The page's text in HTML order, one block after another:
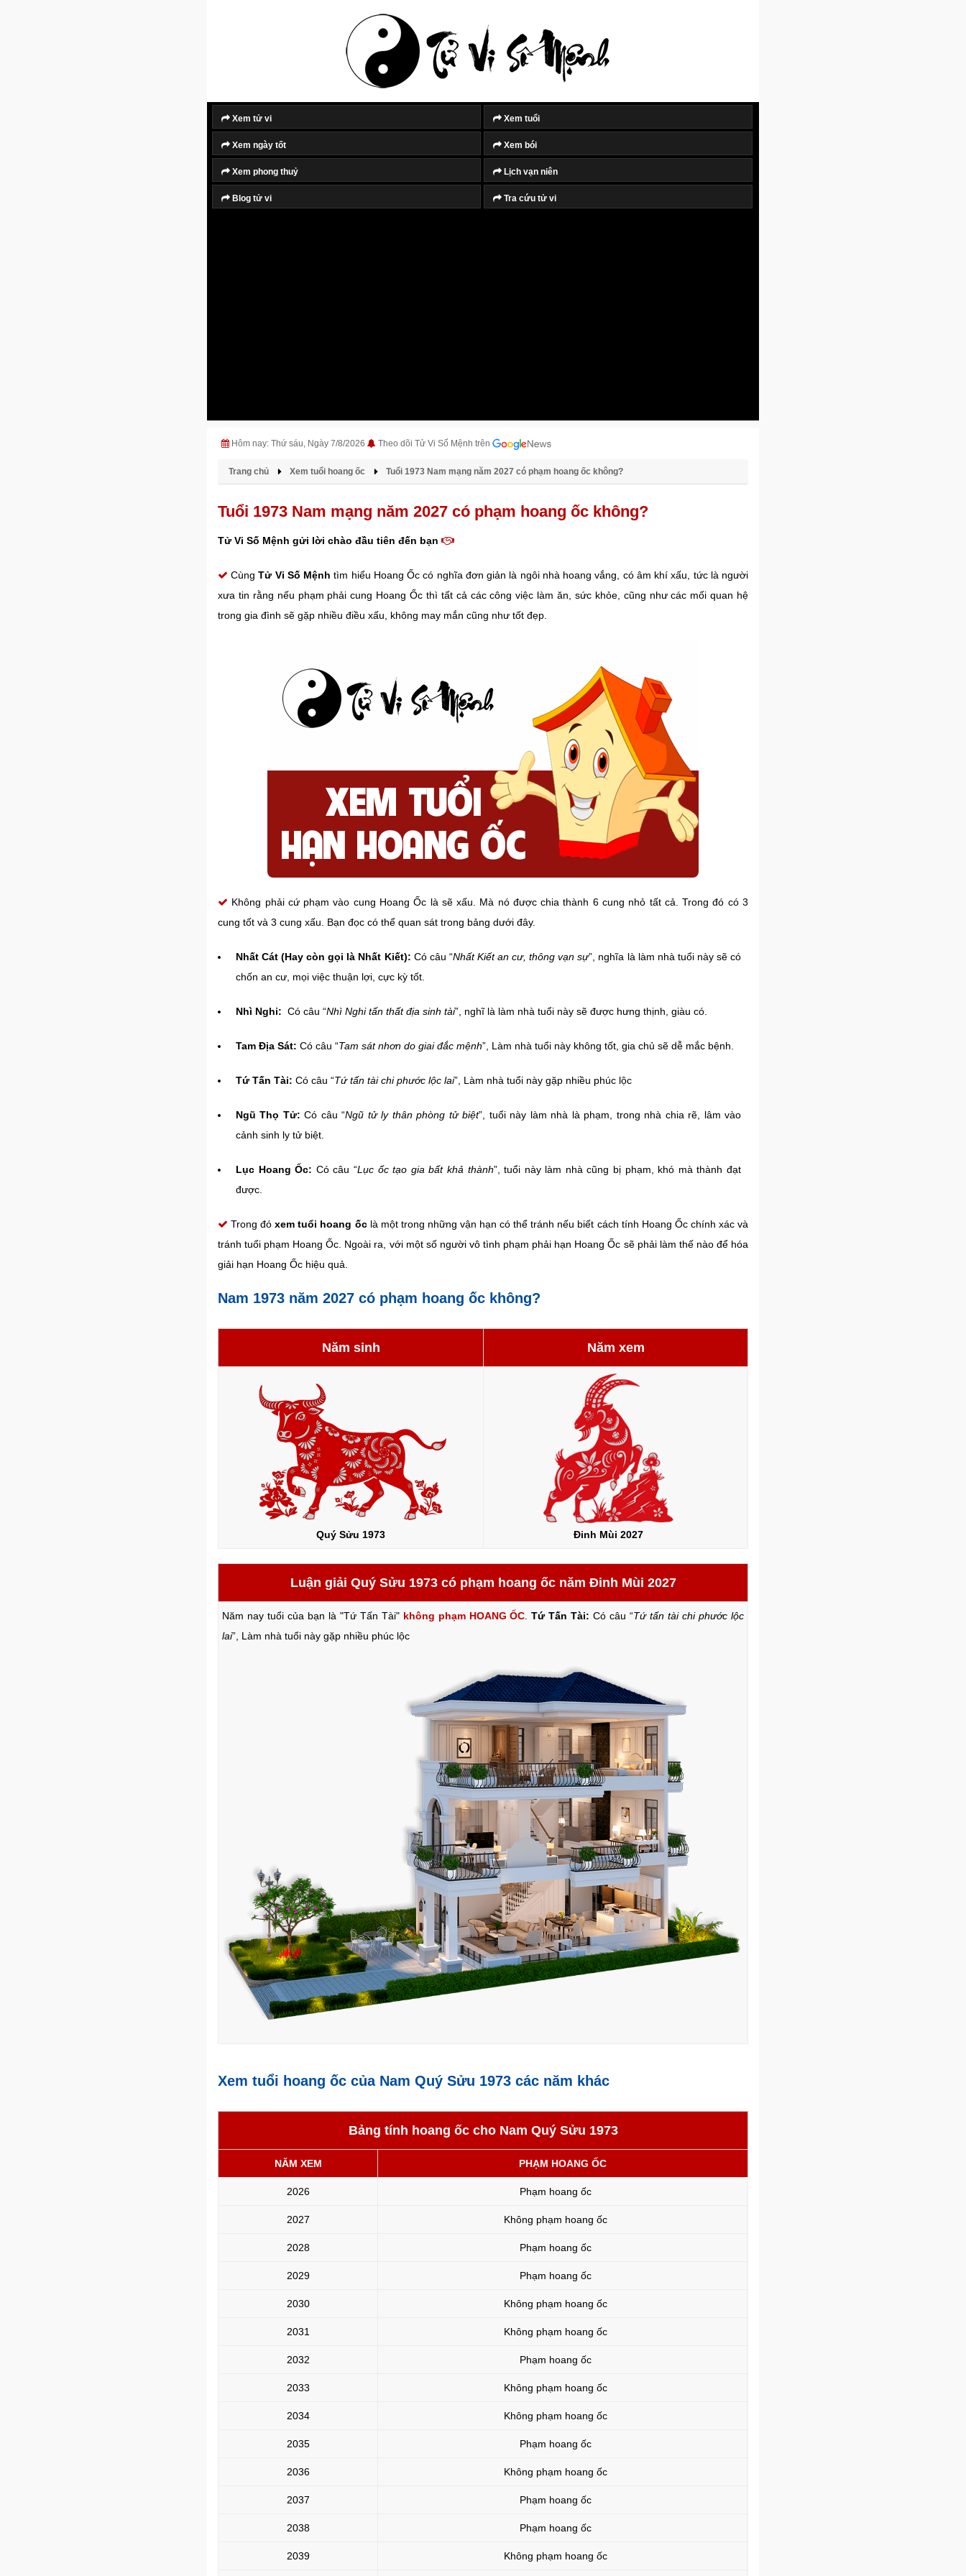
Xem tử vi Xem tuổi
Xem ngày tốt Xem bói
Xem phong thuỷ Lịch vạn niên
Blog tử vi Tra cứu tử vi
Hôm nay: Thứ sáu, Ngày 7/8/2026 Theo dõi Tử Vi Số Mệnh trên
Trang chủ Xem tuổi hoang ốc Tuổi 1973 Nam mạng năm 2027 có phạm hoang ốc không?
Tuổi 1973 Nam mạng năm 2027 có phạm hoang ốc không?
Tử Vi Số Mệnh gửi lời chào đầu tiên đến bạn
CùngTử Vi Số Mệnh tìm hiểu Hoang Ốc có nghĩa đơn giản là ngôi nhà hoang vắng, có âm khí xấu, tức là người
xưa tin rằng nếu phạm phải cung Hoang Ốc thì tất cả các công việc làm ăn, sức khỏe, cũng như các mối quan hệ
trong gia đình sẽ gặp nhiều điều xấu, không may mắn cũng như tốt đẹp.
Không phải cứ phạm vào cung Hoang Ốc là sẽ xấu. Mà nó được chia thành 6 cung nhỏ tất cả. Trong đó có 3
cung tốt và 3 cung xấu. Bạn đọc có thể quan sát trong bảng dưới đây.
Nhất Cát (Hay còn gọi là Nhất Kiết): Có câu “Nhất Kiết an cư, thông vạn sự”, nghĩa là làm nhà tuổi này sẽ có
chốn an cư, mọi việc thuận lợi, cực kỳ tốt.
Nhì Nghi: Có câu “Nhì Nghi tấn thất địa sinh tài”, nghĩ là làm nhà tuổi này sẽ được hưng thịnh, giàu có.
Tam Địa Sát: Có câu “Tam sát nhơn do giai đắc mệnh”, Làm nhà tuổi này không tốt, gia chủ sẽ dễ mắc bệnh.
Tứ Tấn Tài: Có câu “Tứ tấn tài chi phước lộc lai”, Làm nhà tuổi này gặp nhiều phúc lộc
Ngũ Thọ Tử: Có câu “Ngũ tử ly thân phòng tử biệt”, tuổi này làm nhà là phạm, trong nhà chia rẽ, lâm vào
cảnh sinh ly tử biệt.
Lục Hoang Ốc: Có câu “Lục ốc tạo gia bất khả thành”, tuổi này làm nhà cũng bị phạm, khó mà thành đạt
được.
Trong đóxem tuổi hoang ốclà một trong những vận hạn có thể tránh nếu biết cách tính Hoang Ốc chính xác và
tránh tuổi phạm Hoang Ốc. Ngoài ra, với một số người vô tình phạm phải hạn Hoang Ốc sẽ phải làm thế nào để hóa
giải hạn Hoang Ốc hiệu quả.
Nam 1973 năm 2027 có phạm hoang ốc không?
Năm sinh Năm xem
Quý Sửu 1973 Đinh Mùi 2027
Luận giải Quý Sửu 1973 có phạm hoang ốc năm Đinh Mùi 2027
Năm nay tuổi của bạn là "Tứ Tấn Tài" không phạm HOANG ỐC .Tứ Tấn Tài: Có câu “Tứ tấn tài chi phước lộc
lai”, Làm nhà tuổi này gặp nhiều phúc lộc
Xem tuổi hoang ốc của Nam Quý Sửu 1973 các năm khác
Bảng tính hoang ốc cho Nam Quý Sửu 1973
NĂM XEM PHẠM HOANG ỐC
2026 Phạm hoang ốc
2027 Không phạm hoang ốc
2028 Phạm hoang ốc
2029 Phạm hoang ốc
2030 Không phạm hoang ốc
2031 Không phạm hoang ốc
2032 Phạm hoang ốc
2033 Không phạm hoang ốc
2034 Không phạm hoang ốc
2035 Phạm hoang ốc
2036 Không phạm hoang ốc
2037 Phạm hoang ốc
2038 Phạm hoang ốc
2039 Không phạm hoang ốc